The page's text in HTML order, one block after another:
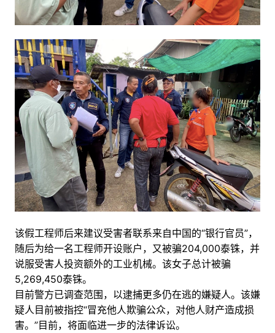
该假工程师后来建议受害者联系来自中国的“银行官员”，
随后为给一名工程师开设账户，又被骗204,000泰铢，并
说服受害人投资额外的工业机械。该女子总计被骗
5,269,450泰铢。
目前警方已调查范围，以逮捕更多仍在逃的嫌疑人。该嫌
疑人目前被指控“冒充他人欺骗公众，对他人财产造成损
害。”目前，将面临进一步的法律诉讼。